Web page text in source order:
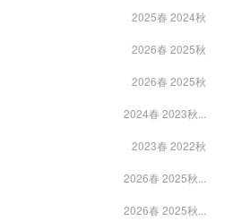
2025春 2024秋
2026春 2025秋
2026春 2025秋
2024春 2023秋...
2023春 2022秋
2026春 2025秋...
2026春 2025秋...